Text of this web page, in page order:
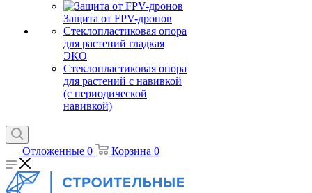
Защита от FPV-дронов
Стеклопластиковая опора
для растений гладкая
ЭКО
Стеклопластиковая опора
для растений с навивкой
(с периодической
навивкой)
Отложенные 0 Корзина 0